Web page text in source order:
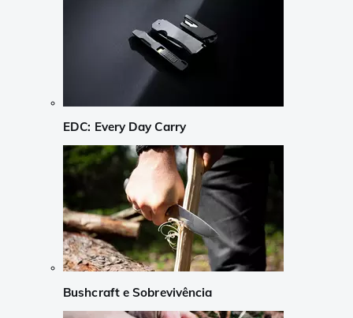
EDC: Every Day Carry
Bushcraft e Sobrevivência